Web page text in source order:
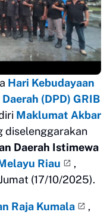
Hari Kebudayaan
(DPD) GRIB
Maklumat Akbar
diselenggarakan
Daerah Istimewa
Riau
,
(17/10/2025).
Raja Kumala
,